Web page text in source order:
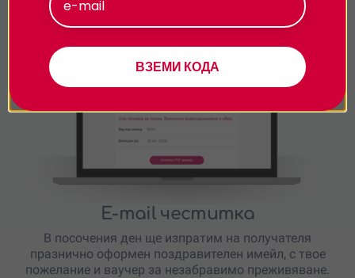
E-mail честитка
В посочения ден ще изпратим на получателя
празнично оформен поздравителен имейл, с твое
пожелание и ваучер за незабравимо преживяване.
ВЗЕМИ КОДА